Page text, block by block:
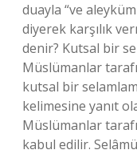
duayla “ve
diyerek karşılık
denir? Kutsal bir
Müslümanlar
kutsal bir
kelimesine yanıt
Müslümanlar
kabul edilir.